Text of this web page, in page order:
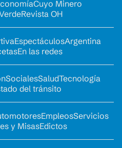
Cuyo Minero
Revista OH
EspectáculosArgentina
En las redes
SocialesSaludTecnología
del tránsito
EmpleosServicios
y MisasEdictos